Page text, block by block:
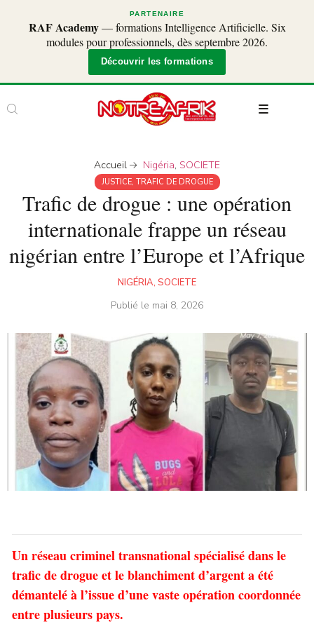
PARTENAIRE
RAF Academy— formations Intelligence Artificielle. Six
modules pour professionnels, dès septembre 2026.
Découvrir les formations
Accueil Nigéria, SOCIETE
JUSTICE, TRAFIC DE DROGUE
Trafic de drogue : une opération
internationale frappe un réseau
nigérian entre l’Europe et l’Afrique
NIGÉRIA, SOCIETE
Publié le mai 8, 2026
Un réseau criminel transnational spécialisé dans le
trafic de drogue et le blanchiment d’argent a été
démantelé à l’issue d’une vaste opération coordonnée
entre plusieurs pays.